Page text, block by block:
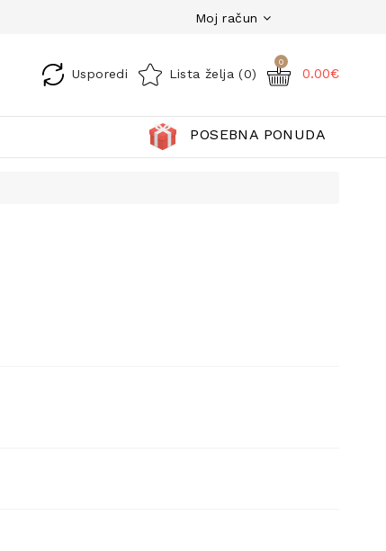
Moj račun
Usporedi Lista želja (0)
0
0.00€
POSEBNA PONUDA